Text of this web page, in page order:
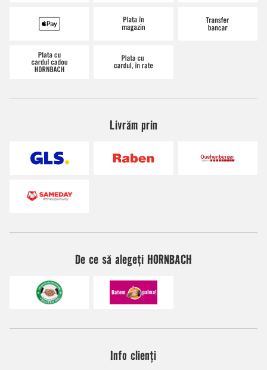
Livrăm prin
De ce să alegeți HORNBACH
Info clienți